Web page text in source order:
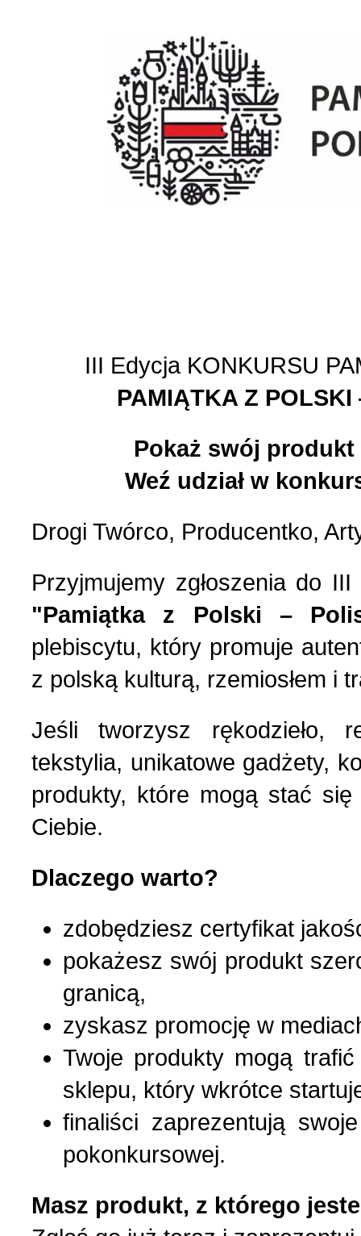
III Edycja KONKURSU
PAMIĄTKA Z
Pokaż swój
Weź udział w
Drogi Twórco, Producentko,
Przyjmujemy zgłoszenia do
"Pamiątka z Polski –
plebiscytu, który promuje
z polską kulturą, rzemiosłem i
Jeśli tworzysz rękodzieło,
tekstylia, unikatowe gadżety,
produkty, które mogą stać
Ciebie.
Dlaczego warto?
zdobędziesz certyfikat
pokażesz swój produkt
granicą,
zyskasz promocję w
Twoje produkty mogą
sklepu, który wkrótce
finaliści zaprezentują
pokonkursowej.
Masz produkt, z którego